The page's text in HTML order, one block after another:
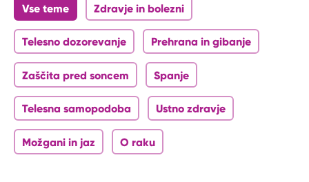
Vse teme Zdravje in bolezni
Telesno dozorevanje Prehrana in gibanje
Zaščita pred soncem Spanje
Telesna samopodoba Ustno zdravje
Možgani in jaz O raku